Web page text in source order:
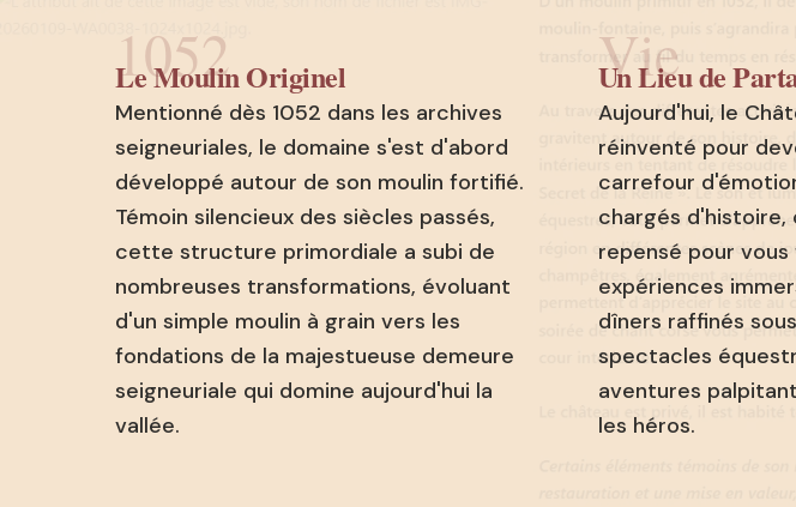
1052
Le Moulin Originel
Mentionné dès 1052 dans les archives
seigneuriales, le domaine s'est d'abord
développé autour de son moulin fortifié.
Témoin silencieux des siècles passés,
cette structure primordiale a subi de
nombreuses transformations, évoluant
d'un simple moulin à grain vers les
fondations de la majestueuse demeure
seigneuriale qui domine aujourd'hui la
vallée.
Vie
Un Lieu de
Aujourd'hui, le
réinventé pour
carrefour
chargés d'histoire,
repensé pour
expériences
dîners raffinés
spectacles
aventures
les héros.